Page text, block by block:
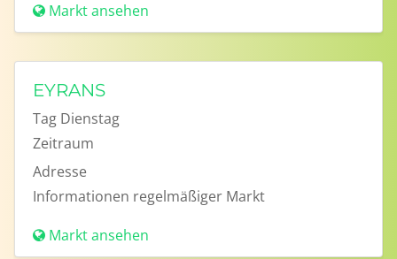
Markt ansehen
EYRANS
Tag Dienstag
Zeitraum
Adresse
Informationen regelmäßiger Markt
Markt ansehen